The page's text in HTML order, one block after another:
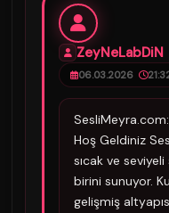
ZeyNeLabDiN
06.03.2026
Hoş Geldiniz
sıcak ve
birini sunuyor.
gelişmiş